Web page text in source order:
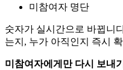
미참여자 명단
숫자가 실시간으로 바뀝니
는지, 누가 아직인지 즉시
미참여자에게만 다시 보내기